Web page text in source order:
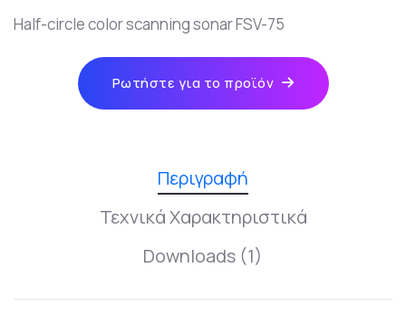
Half-circle color scanning sonar FSV-75
Ρωτήστε για το προϊόν
Περιγραφή
Τεχνικά Χαρακτηριστικά
Downloads (1)